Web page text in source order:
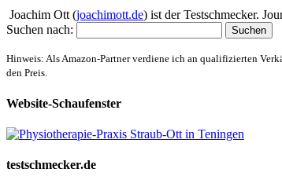
Joachim Ott (joachimott.de) ist der Testschmecker.
Suchen nach:
Hinweis: Als Amazon-Partner verdiene ich an qualifizierten
den Preis.
Website-Schaufenster
testschmecker.de